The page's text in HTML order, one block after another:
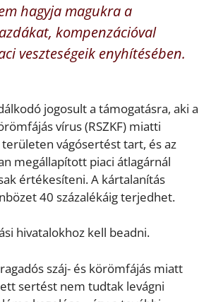
hagyja magukra a
kompenzációval
veszteségeik enyhítésében.
jogosult a támogatásra, aki a
vírus (RSZKF) miatti
vágósertést tart, és az
megállapított piaci átlagárnál
értékesíteni. A kártalanítás
40 százalékáig terjedhet.
hivatalokhoz kell beadni.
száj- és körömfájás miatt
sertést nem tudtak levágni